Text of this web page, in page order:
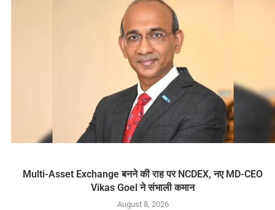
Multi-Asset Exchange बनने की राह पर NCDEX, नए MD-CEO
Vikas Goel ने संभाली कमान
August 8, 2026